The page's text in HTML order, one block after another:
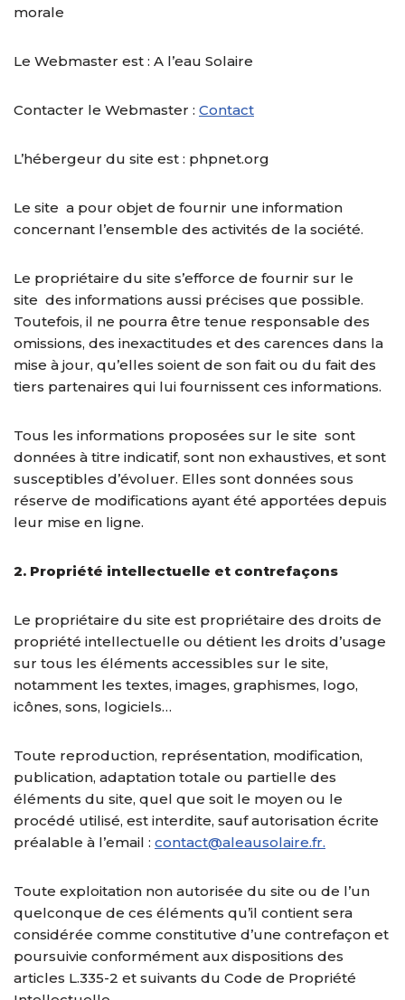
morale
Le Webmaster est : A l’eau Solaire
Contacter le Webmaster : Contact
L’hébergeur du site est : phpnet.org
Le site a pour objet de fournir une information
concernant l’ensemble des activités de la société.
Le propriétaire du site s’efforce de fournir sur le
site des informations aussi précises que possible.
Toutefois, il ne pourra être tenue responsable des
omissions, des inexactitudes et des carences dans la
mise à jour, qu’elles soient de son fait ou du fait des
tiers partenaires qui lui fournissent ces informations.
Tous les informations proposées sur le site sont
données à titre indicatif, sont non exhaustives, et sont
susceptibles d’évoluer. Elles sont données sous
réserve de modifications ayant été apportées depuis
leur mise en ligne.
2. Propriété intellectuelle et contrefaçons
Le propriétaire du site est propriétaire des droits de
propriété intellectuelle ou détient les droits d’usage
sur tous les éléments accessibles sur le site,
notamment les textes, images, graphismes, logo,
icônes, sons, logiciels…
​Toute reproduction, représentation, modification,
publication, adaptation totale ou partielle des
éléments du site, quel que soit le moyen ou le
procédé utilisé, est interdite, sauf autorisation écrite
préalable à l’email : contact@aleausolaire.fr.
Toute exploitation non autorisée du site ou de l’un
quelconque de ces éléments qu’il contient sera
considérée comme constitutive d’une contrefaçon et
poursuivie conformément aux dispositions des
articles L.335-2 et suivants du Code de Propriété